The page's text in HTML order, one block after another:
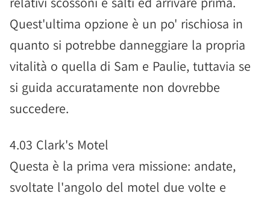
Quest'ultima opzione è un po' rischiosa in
quanto si potrebbe danneggiare la propria
vitalità o quella di Sam e Paulie, tuttavia se
si guida accuratamente non dovrebbe
succedere.
4.03 Clark's Motel
Questa è la prima vera missione: andate,
svoltate l'angolo del motel due volte e